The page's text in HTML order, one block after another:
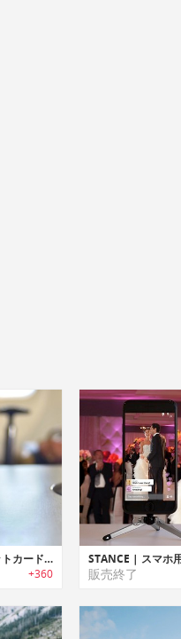
Pocket Tripod｜クレジットカードサイズのスマホ用三脚「ポケットトライポッド」
+360
STANCE | スマホ
販売終了